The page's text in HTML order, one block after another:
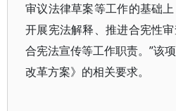
审议法律草案等工作的基础上
开展宪法解释、推进合宪性
合宪法宣传等工作职责。”该
改革方案》的相关要求。